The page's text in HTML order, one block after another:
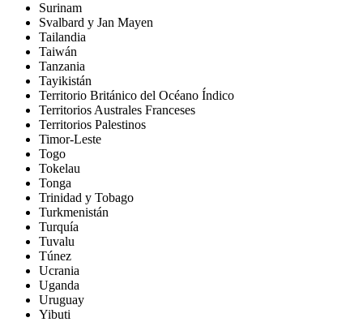
Surinam
Svalbard y Jan Mayen
Tailandia
Taiwán
Tanzania
Tayikistán
Territorio Británico del Océano Índico
Territorios Australes Franceses
Territorios Palestinos
Timor-Leste
Togo
Tokelau
Tonga
Trinidad y Tobago
Turkmenistán
Turquía
Tuvalu
Túnez
Ucrania
Uganda
Uruguay
Yibuti